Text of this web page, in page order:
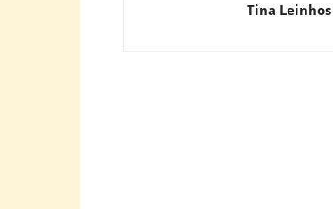
Tina Leinhos